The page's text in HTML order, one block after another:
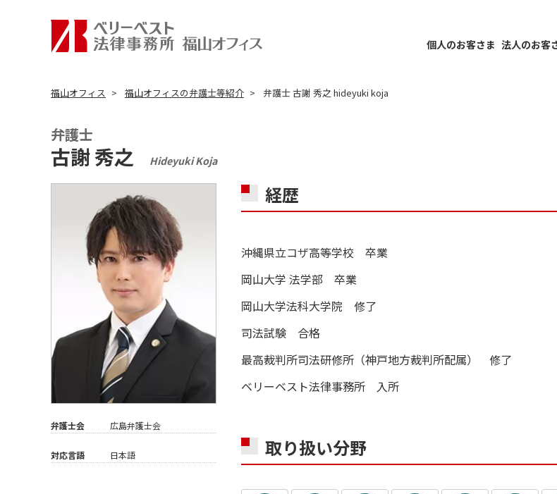
個人のお客さま 法人のお客
福山オフィス 福山オフィスの弁護士等紹介 弁護士 古謝 秀之 hideyuki koja
弁護士
古謝 秀之 Hideyuki Koja
弁護士会 広島弁護士会
対応言語 日本語
経歴
沖縄県立コザ高等学校 卒業
岡山大学 法学部 卒業
岡山大学法科大学院 修了
司法試験 合格
最高裁判所司法研修所（神戸地方裁判所配属） 修了
ベリーベスト法律事務所 入所
取り扱い分野